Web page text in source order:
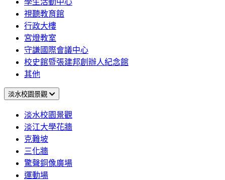
學生活動中心
視聽教育館
行政大樓
宮燈教室
守謙國際會議中心
校史館暨張建邦創辦人紀念館
其他
淡水校園景觀
淡水校園景觀
淡江大學花牆
克難坡
三化牆
驚聲銅像廣場
運動場